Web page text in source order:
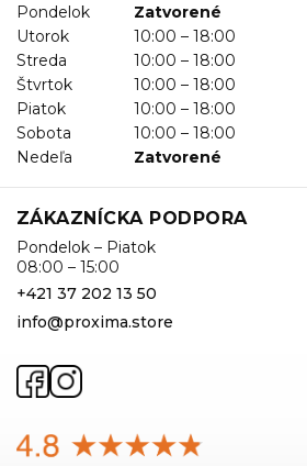
Pondelok
Zatvorené
Utorok
10:00 – 18:00
Streda
10:00 – 18:00
Štvrtok
10:00 – 18:00
Piatok
10:00 – 18:00
Sobota
10:00 – 18:00
Nedeľa
Zatvorené
ZÁKAZNÍCKA PODPORA
Pondelok – Piatok
08:00 – 15:00
+421 37 202 13 50
info@proxima.store